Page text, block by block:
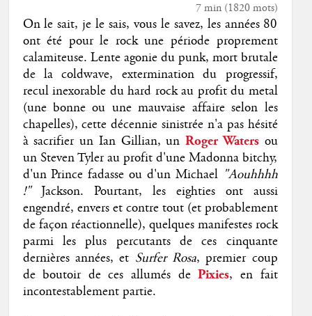
7 min(1820mots)
On le sait, je le sais, vous le savez, les années 80
ont été pour le rock une période proprement
calamiteuse. Lente agonie du punk, mort brutale
de la coldwave, extermination du progressif,
recul inexorable du hard rock au profit du metal
(une bonne ou une mauvaise affaire selon les
chapelles), cette décennie sinistrée n'a pas hésité
à sacrifier un Ian Gillian, un Roger Waters ou
un Steven Tyler au profit d'une Madonna bitchy,
d'un Prince fadasse ou d'un Michael "Aouhhhh
!"Jackson. Pourtant, les eighties ont aussi
engendré, envers et contre tout (et probablement
de façon réactionnelle), quelques manifestes rock
parmi les plus percutants de ces cinquante
dernières années, et Surfer Rosa, premier coup
de boutoir de ces allumés dePixies, en fait
incontestablement partie.